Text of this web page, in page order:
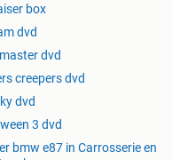
box
dvd
dvd
creepers dvd
dvd
3 dvd
bmw e87 in Carrosserie en